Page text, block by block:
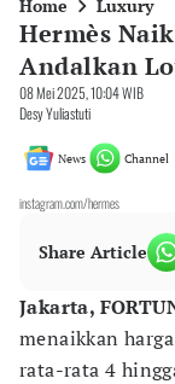
Home Luxury
Hermès
Andalkan
08 Mei 2025, 10:04 WIB
Desy Yuliastuti
News Channel
instagram.com/hermes
Share Article
Jakarta,
menaikkan
rata-rata 4